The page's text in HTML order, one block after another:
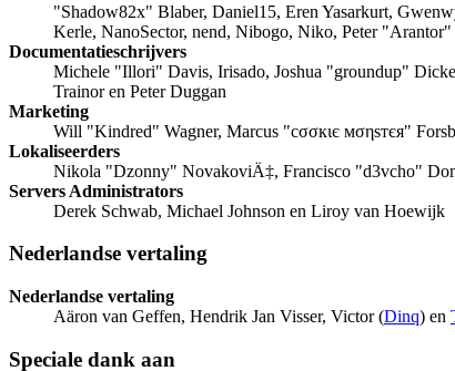
"Shadow82x" Blaber, Daniel15, Eren Yasarkurt,
Kerle, NanoSector, nend, Nibogo, Niko, Peter
Documentatieschrijvers
Michele "Illori" Davis, Irisado, Joshua "groundup"
Trainor en Peter Duggan
Marketing
Will "Kindred" Wagner, Marcus "cσσкιє мσηѕтєя"
Lokaliseerders
Nikola "Dzonny" NovakoviÄ‡, Francisco "d3vcho"
Servers Administrators
Derek Schwab, Michael Johnson en Liroy van Hoewijk
Nederlandse vertaling
Nederlandse vertaling
Aäron van Geffen, Hendrik Jan Visser, Victor (Dinq) en
Speciale dank aan